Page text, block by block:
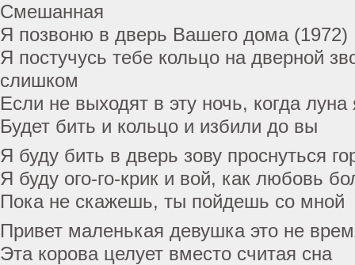
Смешанная
Я позвоню в дверь Вашего дома (1972)
Я постучусь тебе кольцо на дверной
слишком
Если не выходят в эту ночь, когда луна
Будет бить и кольцо и избили до вы
Я буду бить в дверь зову проснуться
Я буду ого-го-крик и вой, как любовь
Пока не скажешь, ты пойдешь со мной
Привет маленькая девушка это не
Эта корова целует вместо считая сна